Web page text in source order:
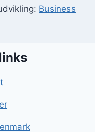
Business